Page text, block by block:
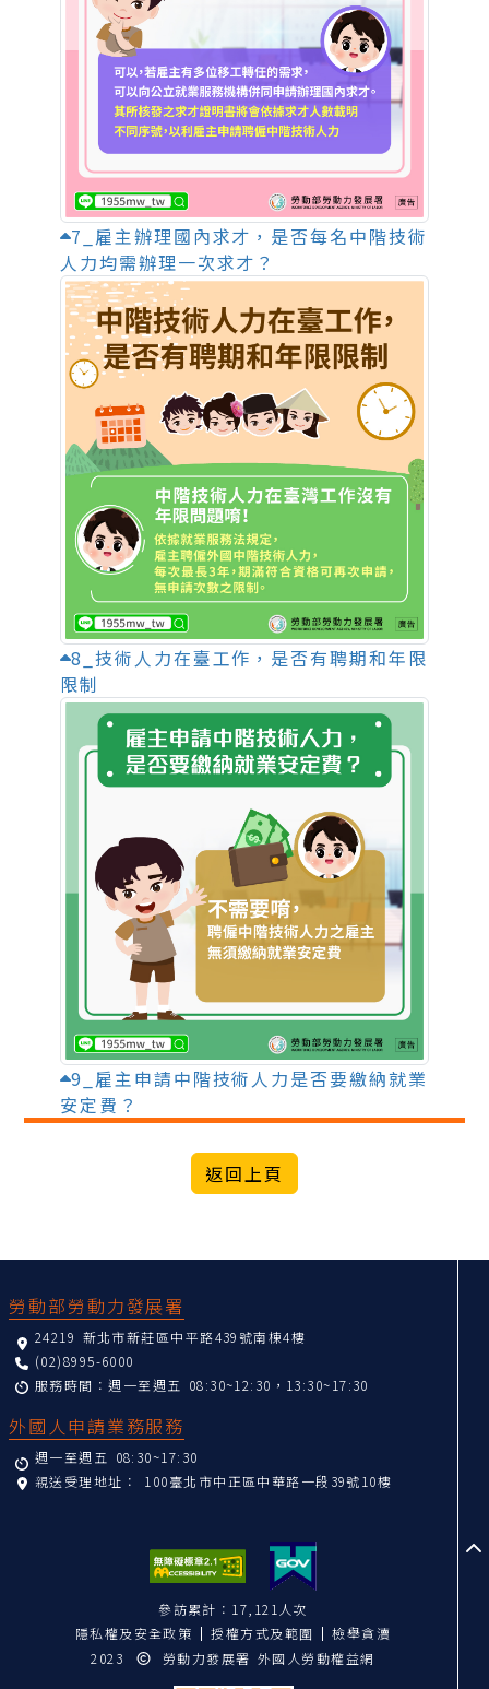
7_雇主辦理國內求才，是否每名中階技術
人力均需辦理一次求才？
8_技術人力在臺工作，是否有聘期和年限
限制
9_雇主申請中階技術人力是否要繳納就業
安定費？
勞動部勞動力發展署
24219 新北市新莊區中平路439號南棟4樓
(02)8995-6000
服務時間：週一至週五 08:30~12:30，13:30~17:30
外國人申請業務服務
週一至週五 08:30~17:30
親送受理地址： 100臺北市中正區中華路一段39號10樓
參訪累計：17,121人次
隱私權及安全政策
授權方式及範圍
檢舉貪瀆
2023
勞動力發展署 外國人勞動權益網
至